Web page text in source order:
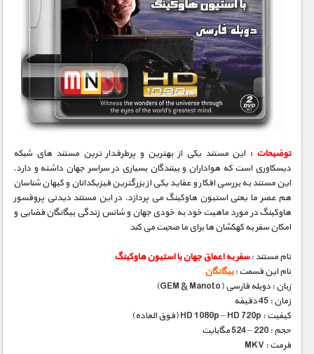
توضیحات : این مستند یکی از بهترین و پرطرفدار ترین مستند های شبکه
دیسکاوری است که هواداران و بینندگان بسیاری در سراسر جهان داشته و دارد.
این مستند به بررسی افکار و عقاید یکی از بزرگترین فیزیکدانان و کیهان شناسان
هم عصر ما یعنی استیون هاوکینگ می پردازد. در این مستند دیدنی پروفسور
هاوکینگ در مورد ماهیت خود به خودی جهان و شانس زندگی بیگانگان فضایی و
امکان سفر به کهکشان ها برای ما صحبت می کند
نام مستند :سفر به اعماق جهان با استیون هاوکینگ
نام این قسمت :بیگانگان
زبان : دوبله فارسی (GEM & Manoto)
زمان : 45 دقیقه
کیفیت : HD 1080p – HD 720p (فوق العاده)
حجم : 220 – 524 مگابایت
فرمت : MKV